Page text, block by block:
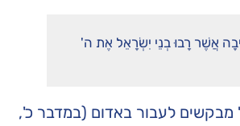
אֲשֶׁר רָבוּ בְנֵי יִשְׂרָאֵל אֶת ה'
מבקשים לעבור באדום (במדבר כ',